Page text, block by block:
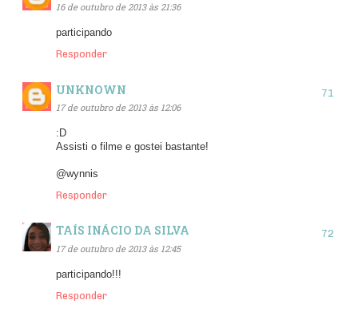
16 de outubro de 2013 às 21:36
participando
Responder
UNKNOWN
17 de outubro de 2013 às 12:06
:D
Assisti o filme e gostei bastante!
@wynnis
Responder
TAÍS INÁCIO DA SILVA
17 de outubro de 2013 às 12:45
participando!!!
Responder